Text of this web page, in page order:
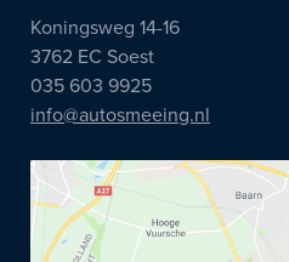
Koningsweg 14-16
3762 EC Soest
035 603 9925
info@autosmeeing.nl